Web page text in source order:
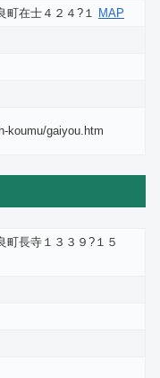
町在士４２４?１ MAP
koumu/gaiyou.htm
町長寺１３３９?１５